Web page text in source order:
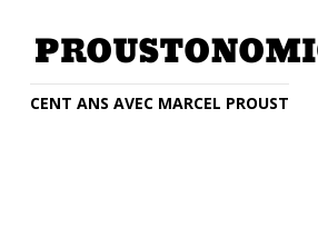
CENT ANS AVEC MARCEL PROUST